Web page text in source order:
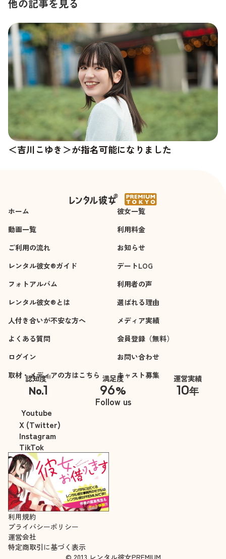
他の記事を見る
＜吉川こゆき＞が指名可能になりました
ホーム
彼女一覧
動画一覧
利用料金
ご利用の流れ
お知らせ
レンタル彼女®ガイド
デートLOG
フォトアルバム
利用者の声
レンタル彼女®とは
選ばれる理由
人付き合いが不安な方へ
メディア実績
よくある質問
会員登録（無料）
ログイン
お問い合わせ
取材・メディアの方はこちら
キャスト募集
認知度※
No.1
※自社調べ
満足度
96%
運営実績
10年
Follow us
Youtube
X (Twitter)
Instagram
TikTok
利用規約
プライバシーポリシー
運営会社
特定商取引に基づく表示
© 2013 レンタル彼女PREMIUM